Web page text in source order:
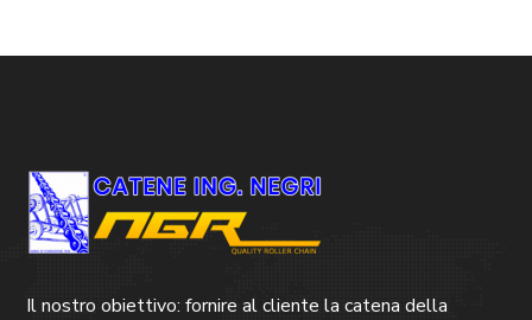
Il nostro obiettivo: fornire al cliente la catena della